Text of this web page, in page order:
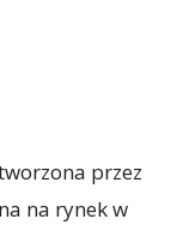
przez
na rynek w